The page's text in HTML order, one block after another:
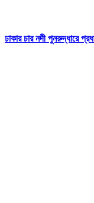
ঢাকার চার নদী পুনরুদ্ধারে